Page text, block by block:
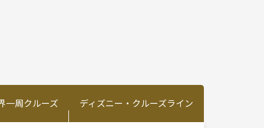
一周クルーズ ディズニー・クルーズライン